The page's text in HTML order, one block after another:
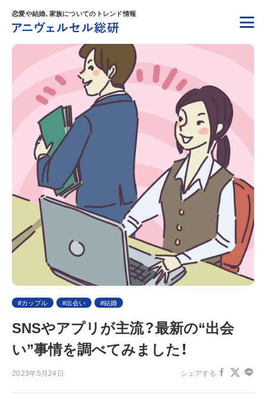
恋愛や結婚、家族についてのトレンド情報
カップル 出会い 結婚
SNSやアプリが主流？最新の“出会
い”事情を調べてみました！
2023年5月24日 シェアする